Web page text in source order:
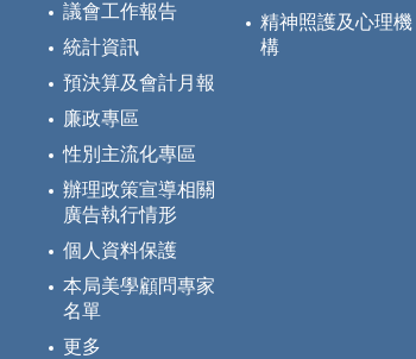
議會工作報告
統計資訊
預決算及會計月報
廉政專區
性別主流化專區
辦理政策宣導相關
廣告執行情形
個人資料保護
本局美學顧問專家
名單
更多
精神照護及心理機
構